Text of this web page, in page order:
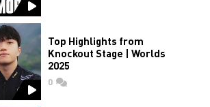
Top Highlights from
Knockout Stage | Worlds
2025
0commentaires